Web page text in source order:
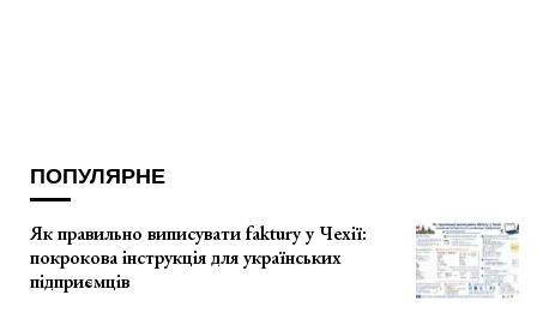
ПОПУЛЯРНЕ
Як правильно виписувати faktury у Чехії:
покрокова інструкція для українських
підприємців